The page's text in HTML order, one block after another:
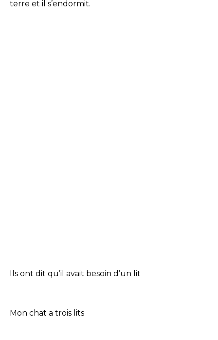
terre et il s’endormit.
Ils ont dit qu’il avait besoin d’un lit
Mon chat a trois lits